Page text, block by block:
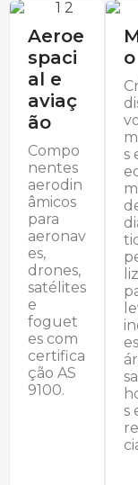
Aeroe
spaci
al e
aviaç
ão
Compo
nentes
aerodin
âmicos
para
aeronav
es,
drones,
satélites
e
foguet
es com
certifica
ção AS
9100.
o
s
s